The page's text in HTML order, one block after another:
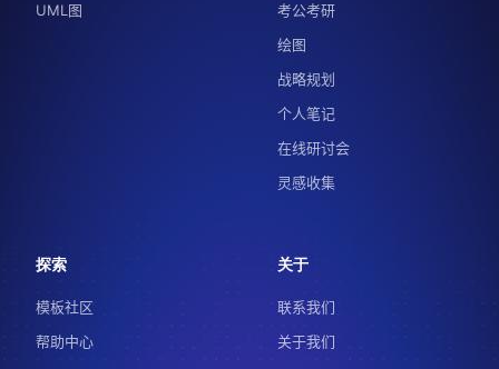
UML图
考公考研
绘图
战略规划
个人笔记
在线研讨会
灵感收集
探索
模板社区
帮助中心
关于
联系我们
关于我们